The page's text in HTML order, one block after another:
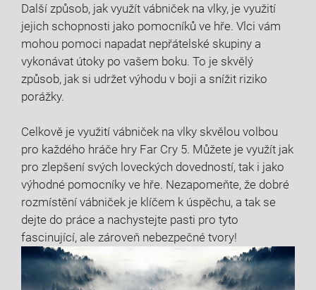
Další způsob, jak využít vábniček na vlky, je využití
jejich schopnosti jako pomocníků ve hře. Vlci vám
mohou pomoci napadat nepřátelské skupiny a
vykonávat útoky po vašem boku. To je skvělý
způsob, jak si udržet výhodu v boji a snížit riziko
porážky.
Celkově je využití vábniček na vlky skvělou volbou
pro každého hráče hry Far Cry 5. Můžete je využít jak
pro zlepšení svých loveckých dovedností, tak i jako
výhodné pomocníky ve hře. Nezapomeňte, že dobré
rozmístění vábniček je klíčem k úspěchu, a tak se
dejte do práce a nachystejte pasti pro tyto
fascinující, ale zároveň nebezpečné tvory!